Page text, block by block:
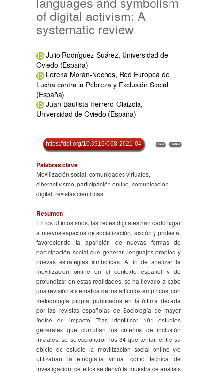
of digital activism: A
systematic review
Julio Rodríguez-Suárez, Universidad de
Oviedo (España)
Lorena Morán-Neches, Red Europea de
Lucha contra la Pobreza y Exclusión Social
(España)
Juan-Bautista Herrero-Olaizola,
Universidad de Oviedo (España)
https://doi.org/10.3916/C68-2021-04
Palabras clave
Movilización social, comunidades virtuales,
ciberactivismo, participación online, comunicación
digital, revistas científicas
Resumen
En los últimos años, las redes digitales han dado lugar
a nuevos espacios de socialización, acción y protesta,
favoreciendo la aparición de nuevas formas de
participación social que generan lenguajes propios y
nuevas estrategias simbólicas. A fin de analizar la
movilización online en el contexto español y de
profundizar en estas realidades, se ha llevado a cabo
una revisión sistemática de los artículos empíricos, con
metodología propia, publicados en la última década
por las revistas españolas de Sociología de mayor
índice de impacto. Tras identificar 101 estudios
generales que cumplían los criterios de inclusión
iniciales, se seleccionaron los 34 que tenían entre su
objeto de estudio la movilización social online y/o
utilizaban la etnografía virtual como técnica de
investigación; de ellos se derivó la muestra de análisis